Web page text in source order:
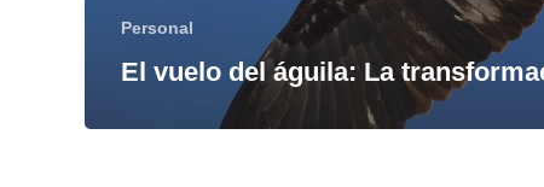
Personal
El vuelo del águila: La